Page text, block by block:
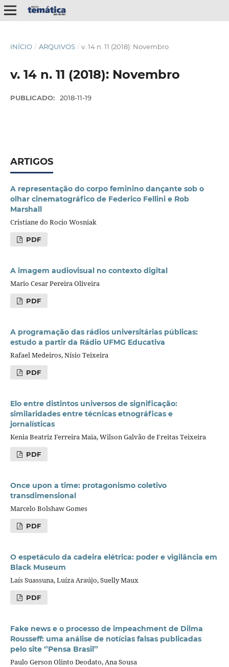
INÍCIO / ARQUIVOS / v. 14 n. 11 (2018): Novembro
v. 14 n. 11 (2018): Novembro
PUBLICADO: 2018-11-19
ARTIGOS
A representação do corpo feminino dançante sob o
olhar cinematográfico de Federico Fellini e Rob
Marshall
Cristiane do Rocio Wosniak
PDF
A imagem audiovisual no contexto digital
Mario Cesar Pereira Oliveira
PDF
A programação das rádios universitárias públicas:
estudo a partir da Rádio UFMG Educativa
Rafael Medeiros, Nísio Teixeira
PDF
Elo entre distintos universos de significação:
similaridades entre técnicas etnográficas e
jornalísticas
Kenia Beatriz Ferreira Maia, Wilson Galvão de Freitas Teixeira
PDF
Once upon a time: protagonismo coletivo
transdimensional
Marcelo Bolshaw Gomes
PDF
O espetáculo da cadeira elétrica: poder e vigilância em
Black Museum
Laís Suassuna, Luíza Araújo, Suelly Maux
PDF
Fake news e o processo de impeachment de Dilma
Rousseff: uma análise de notícias falsas publicadas
pelo site ‘’Pensa Brasil’’
Paulo Gerson Olinto Deodato, Ana Sousa